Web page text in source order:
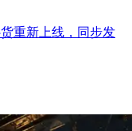
重新上线，同步发